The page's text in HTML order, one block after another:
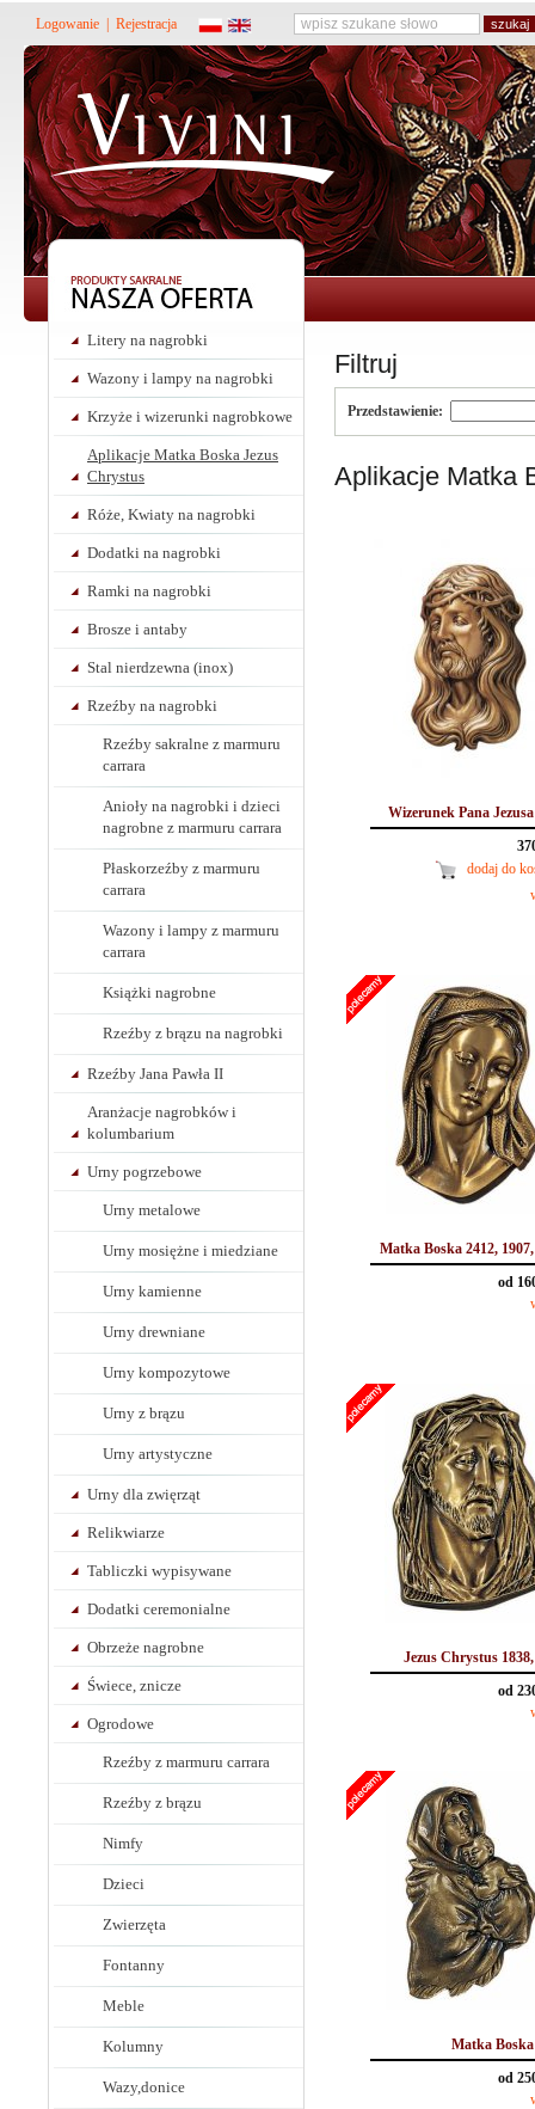
Logowanie Rejestracja
Litery na nagrobki
Wazony i lampy na nagrobki
Krzyże i wizerunki nagrobkowe
Aplikacje Matka Boska Jezus
Chrystus
Róże, Kwiaty na nagrobki
Dodatki na nagrobki
Ramki na nagrobki
Brosze i antaby
Stal nierdzewna (inox)
Rzeźby na nagrobki
Rzeźby sakralne z marmuru
carrara
Anioły na nagrobki i dzieci
nagrobne z marmuru carrara
Płaskorzeźby z marmuru
carrara
Wazony i lampy z marmuru
carrara
Książki nagrobne
Rzeźby z brązu na nagrobki
Rzeźby Jana Pawła II
Aranżacje nagrobków i
kolumbarium
Urny pogrzebowe
Urny metalowe
Urny mosiężne i miedziane
Urny kamienne
Urny drewniane
Urny kompozytowe
Urny z brązu
Urny artystyczne
Urny dla zwięrząt
Relikwiarze
Tabliczki wypisywane
Dodatki ceremonialne
Obrzeże nagrobne
Świece, znicze
Ogrodowe
Rzeźby z marmuru carrara
Rzeźby z brązu
Nimfy
Dzieci
Zwierzęta
Fontanny
Meble
Kolumny
Wazy,donice
Filtruj
Przedstawienie:
Aplikacje Matka
Wizerunek Pana
dodaj do
Matka Boska 2412,
od
Jezus Chrystus
od
Matka Boska
od